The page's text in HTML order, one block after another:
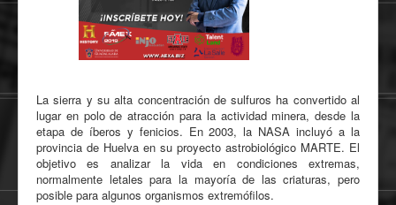
La sierra y su alta concentración de sulfuros ha convertido al
lugar en polo de atracción para la actividad minera, desde la
etapa de íberos y fenicios. En 2003, la NASA incluyó a la
provincia de Huelva en su proyecto astrobiológico MARTE. El
objetivo es analizar la vida en condiciones extremas,
normalmente letales para la mayoría de las criaturas, pero
posible para algunos organismos extremófilos.